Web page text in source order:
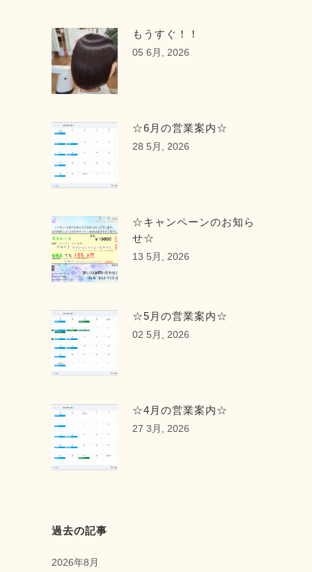
もうすぐ！！
05 6月, 2026
☆6月の営業案内☆
28 5月, 2026
☆キャンペーンのお知ら
せ☆
13 5月, 2026
☆5月の営業案内☆
02 5月, 2026
☆4月の営業案内☆
27 3月, 2026
過去の記事
2026年8月